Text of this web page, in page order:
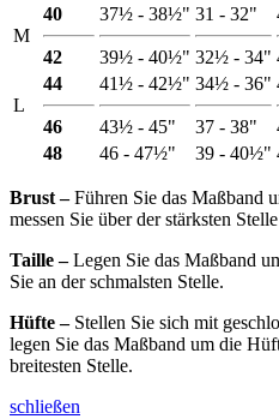
M
40
42
37½ - 38½"
39½ - 40½"
31 - 32"
32½ - 34"
L
44
46
41½ - 42½"
43½ - 45"
34½ - 36"
37 - 38"
48
46 - 47½" 39 - 40½"
Brust ‒Führen Sie das Maßband
messen Sie über der stärksten
Taille ‒Legen Sie das Maßband
Sie an der schmalsten Stelle.
Hüfte ‒Stellen Sie sich mit
legen Sie das Maßband um die
breitesten Stelle.
schließen